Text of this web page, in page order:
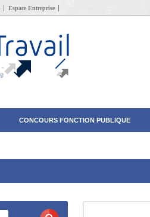
Espace Entreprise
CONCOURS FONCTION PUBLIQUE